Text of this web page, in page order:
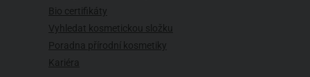
Bio certifikáty
Vyhledat kosmetickou složku
Poradna přírodní kosmetiky
Kariéra